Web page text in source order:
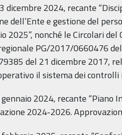
dicembre 2024, recante
dell’Ente e gestione del
2025”, nonché le Circolari
PG/2017/0660476
del 21 dicembre 2017,
il sistema dei
2024, recante “Piano
2024-2026.